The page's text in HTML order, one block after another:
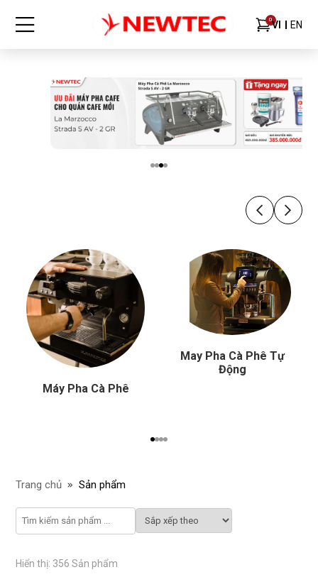
0VI EN
Máy Pha Cà Phê
May Pha Cà Phê Tự
Động
Trang chủ Sản phẩm
Hiển thị: 356 Sản phẩm